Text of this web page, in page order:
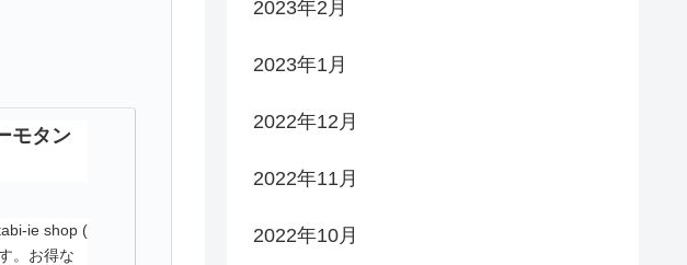
モタン
ie shop (
。お得な
2023年2月
2023年1月
2022年12月
2022年11月
2022年10月